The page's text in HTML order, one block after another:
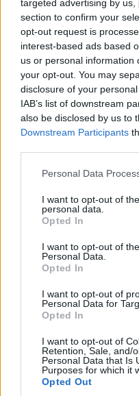
targeted advertising by
section to confirm your
opt-out request is
interest-based ads based
us or personal information
your opt-out. You may
disclosure of your
IAB’s list of downstream
also be disclosed by us to
Downstream Participants
Personal Data
I want to opt-out of
personal data.
Opted In
I want to opt-out of
Personal Data.
Opted In
I want to opt-out of
Personal Data for
Opted In
I want to opt-out of
Retention, Sale, and/
Personal Data that Is
Purposes for which it
Opted Out
Meddig
személyi?
2026. augusztus 07.,
esetén